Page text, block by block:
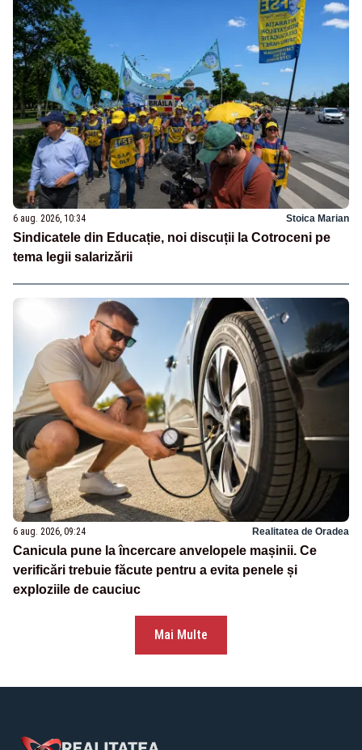
6 aug. 2026, 10:34 Stoica Marian
Sindicatele din Educație, noi discuții la Cotroceni pe
tema legii salarizării
6 aug. 2026, 09:24 Realitatea de Oradea
Canicula pune la încercare anvelopele mașinii. Ce
verificări trebuie făcute pentru a evita penele și
exploziile de cauciuc
Mai Multe